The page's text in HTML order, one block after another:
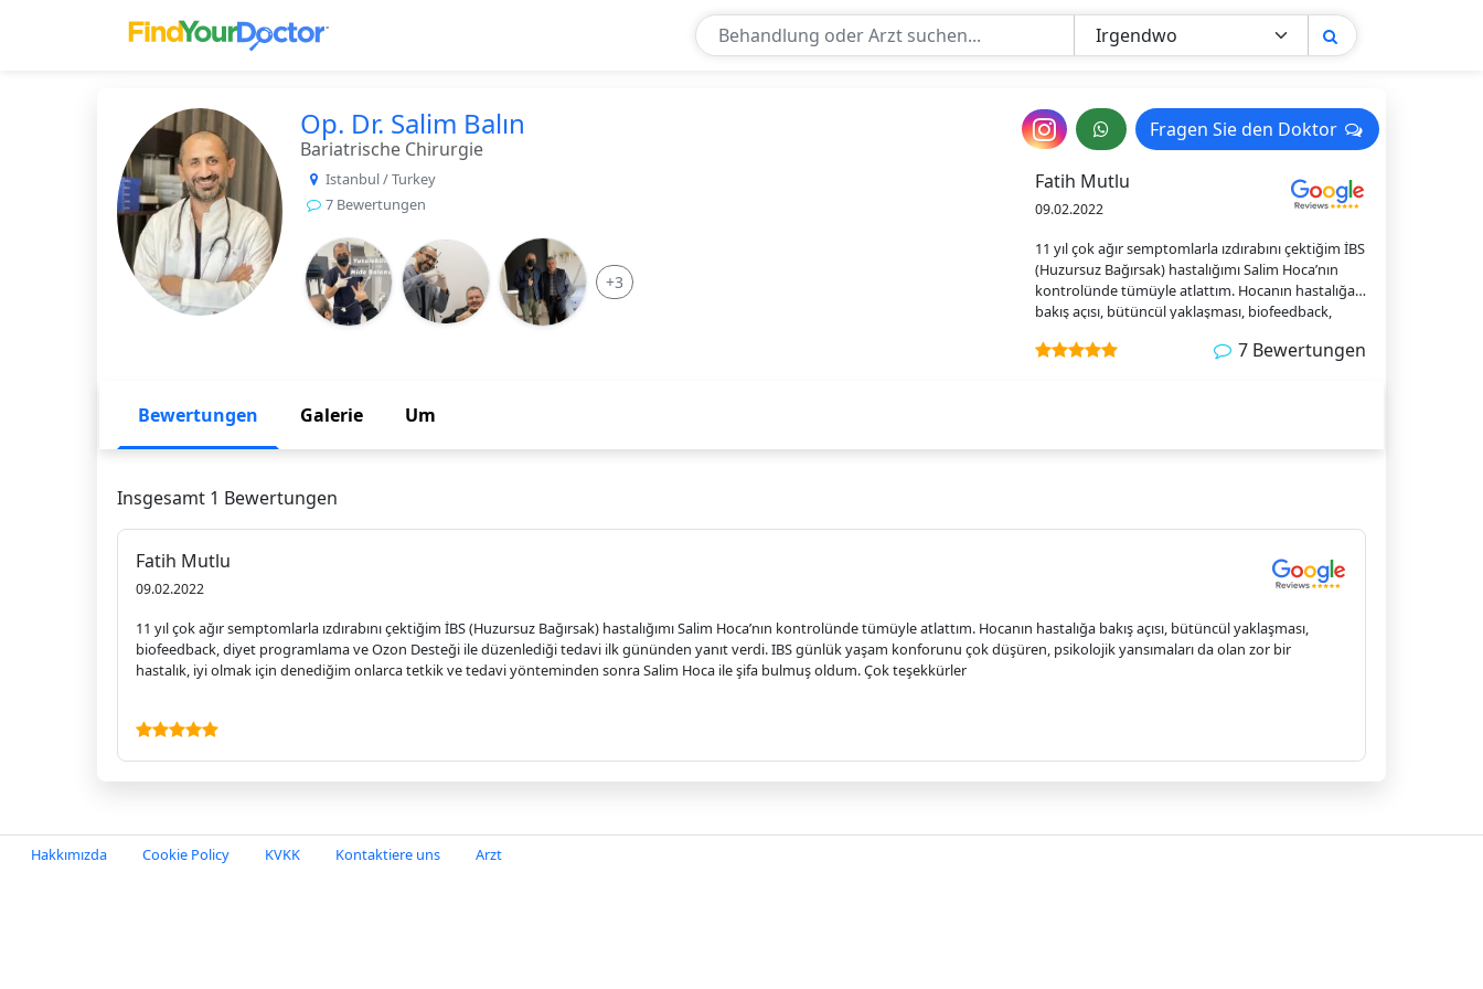
Op. Dr. Salim Balın
Bariatrische Chirurgie
Istanbul / Turkey
7 Bewertungen
+3
Nachricht
an
den
Arzt
Fragen Sie den Doktor
Fragen Sie den Doktor
Fatih Mutlu
09.02.2022
11 yıl çok ağır semptomlarla ızdırabını çektiğim İBS
(Huzursuz Bağırsak) hastalığımı Salim Hoca’nın
kontrolünde tümüyle atlattım. Hocanın hastalığa
bakış açısı, bütüncül yaklaşması, biofeedback,
düzenlediği tedavi ilk gününden yanıt verdi. IBS
7 Bewertungen
Bewertungen Galerie Um
Insgesamt 1 Bewertungen
Fatih Mutlu
09.02.2022
11 yıl çok ağır semptomlarla ızdırabını çektiğim İBS (Huzursuz Bağırsak) hastalığımı Salim Hoca’nın kontrolünde tümüyle atlattım. Hocanın hastalığa bakış açısı, bütüncül yaklaşması,
biofeedback, diyet programlama ve Ozon Desteği ile düzenlediği tedavi ilk gününden yanıt verdi. IBS günlük yaşam konforunu çok düşüren, psikolojik yansımaları da olan zor bir
hastalık, iyi olmak için denediğim onlarca tetkik ve tedavi yönteminden sonra Salim Hoca ile şifa bulmuş oldum. Çok teşekkürler
Hakkımızda Cookie Policy KVKK Kontaktiere uns Arzt